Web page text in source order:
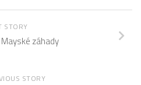
STORY
záhady
STORY